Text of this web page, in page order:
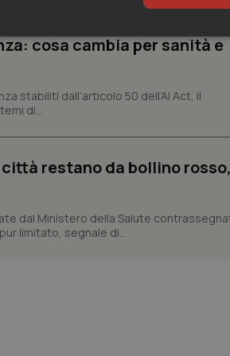
cosa cambia per sanità e
stabiliti dall’articolo 50 dell’AI Act, il
di...
restano da bollino rosso,
dal Ministero della Salute
limitato, segnale di...
Marketing
abilitandone funzionalità di base quali la navigazione
di funzionare correttamente senza questi cookie.
Scadenza
Descrizione
5 mesi 4
Questo cookie viene utilizzato per